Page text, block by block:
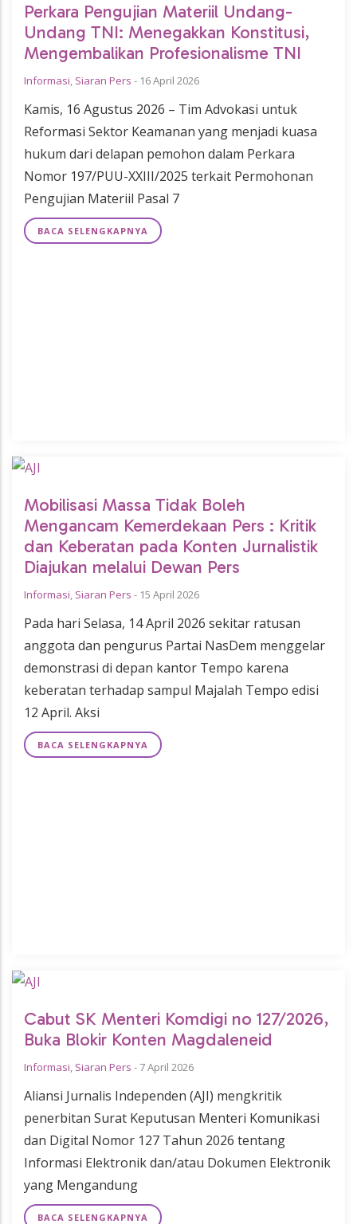
Perkara Pengujian Materiil Undang-
Undang TNI: Menegakkan Konstitusi,
Mengembalikan Profesionalisme TNI
Informasi, Siaran Pers - 16 April 2026
Kamis, 16 Agustus 2026 – Tim Advokasi untuk
Reformasi Sektor Keamanan yang menjadi kuasa
hukum dari delapan pemohon dalam Perkara
Nomor 197/PUU-XXIII/2025 terkait Permohonan
Pengujian Materiil Pasal 7
BACA SELENGKAPNYA
Mobilisasi Massa Tidak Boleh
Mengancam Kemerdekaan Pers : Kritik
dan Keberatan pada Konten Jurnalistik
Diajukan melalui Dewan Pers
Informasi, Siaran Pers - 15 April 2026
Pada hari Selasa, 14 April 2026 sekitar ratusan
anggota dan pengurus Partai NasDem menggelar
demonstrasi di depan kantor Tempo karena
keberatan terhadap sampul Majalah Tempo edisi
12 April. Aksi
BACA SELENGKAPNYA
Cabut SK Menteri Komdigi no 127/2026,
Buka Blokir Konten Magdaleneid
Informasi, Siaran Pers - 7 April 2026
Aliansi Jurnalis Independen (AJI) mengkritik
penerbitan Surat Keputusan Menteri Komunikasi
dan Digital Nomor 127 Tahun 2026 tentang
Informasi Elektronik dan/atau Dokumen Elektronik
yang Mengandung
BACA SELENGKAPNYA